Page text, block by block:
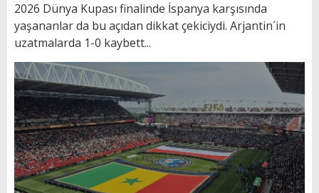
2026 Dünya Kupası finalinde İspanya karşısında
yaşananlar da bu açıdan dikkat çekiciydi. Arjantin´in
uzatmalarda 1-0 kaybett...